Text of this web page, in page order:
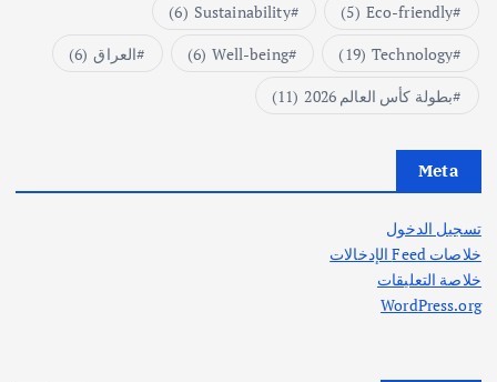
Eco-friendly
(5)
Sustainability
(6)
Technology
(19)
Well-being
(6) العراق (6)
بطولة كأس العالم 2026
(11)
Meta
تسجيل الدخول
خلاصات Feed الإدخالات
خلاصة التعليقات
WordPress.org